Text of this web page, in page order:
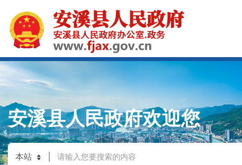
安溪县人民政府欢迎您